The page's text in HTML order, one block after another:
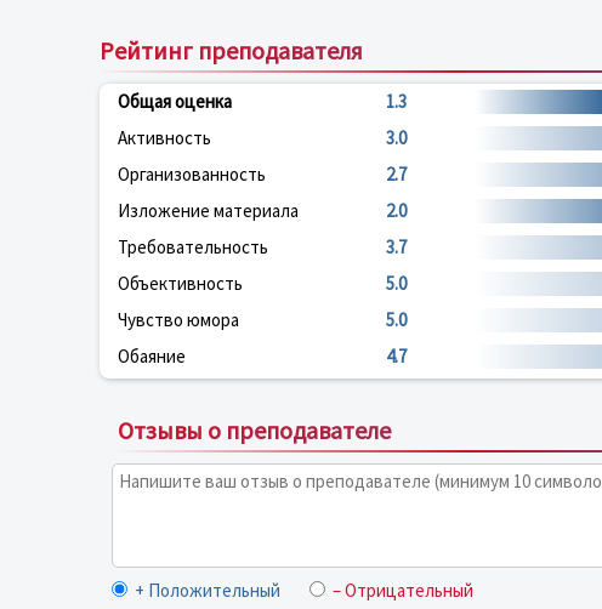
Рейтинг преподавателя
Общая оценка 1.3
Активность
3.0
Организованность
2.7
Изложение материала
2.0
Требовательность
3.7
Объективность
5.0
Чувство юмора
5.0
Обаяние
4.7
Отзывы о преподавателе
+ Положительный – Отрицательный